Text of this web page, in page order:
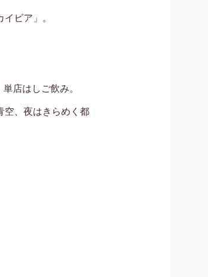
ビア」。
店はしご飲み。
空、夜はきらめく都